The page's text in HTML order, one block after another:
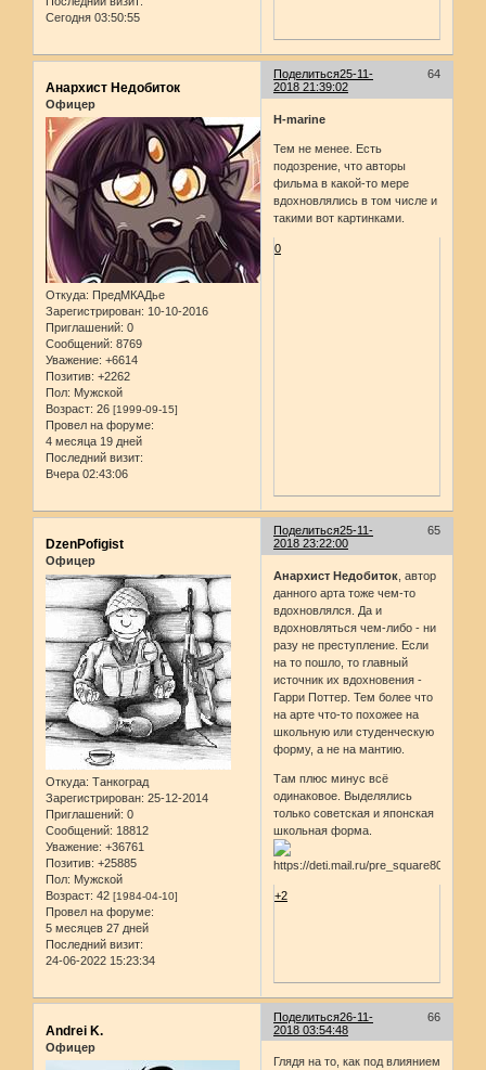
Сегодня 03:50:55
Поделиться 64
25-11-
2018 21:39:02
Анархист Недобиток
Офицер
Откуда: ПредМКАДье
Зарегистрирован: 10-10-2016
Приглашений: 0
Сообщений: 8769
Уважение: +6614
Позитив: +2262
Пол: Мужской
Возраст: 26 [1999-09-15]
Провел на форуме:
4 месяца 19 дней
Последний визит:
Вчера 02:43:06
H-marine
Тем не менее. Есть
подозрение, что авторы
фильма в какой-то мере
вдохновлялись в том числе и
такими вот картинками.
0
Поделиться 65
25-11-
2018 23:22:00
DzenPofigist
Офицер
Откуда: Танкоград
Зарегистрирован: 25-12-2014
Приглашений: 0
Сообщений: 18812
Уважение: +36761
Позитив: +25885
Пол: Мужской
Возраст: 42 [1984-04-10]
Провел на форуме:
5 месяцев 27 дней
Последний визит:
24-06-2022 15:23:34
Анархист Недобиток , автор
данного арта тоже чем-то
вдохновлялся. Да и
вдохновляться чем-либо - ни
разу не преступление. Если
на то пошло, то главный
источник их вдохновения -
Гарри Поттер. Тем более что
на арте что-то похожее на
школьную или студенческую
форму, а не на мантию.
Там плюс минус всё
одинаковое. Выделялись
только советская и японская
школьная форма.
+2
Поделиться 66
26-11-
2018 03:54:48
Andrei K.
Офицер
Глядя на то, как под влиянием